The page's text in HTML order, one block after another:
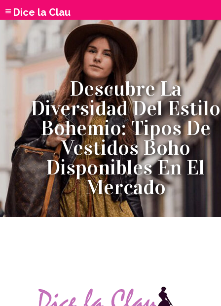
Descubre La
Diversidad Del Estilo
Bohemio: Tipos De
Vestidos Boho
Disponibles En El
Mercado
Dice la Clau